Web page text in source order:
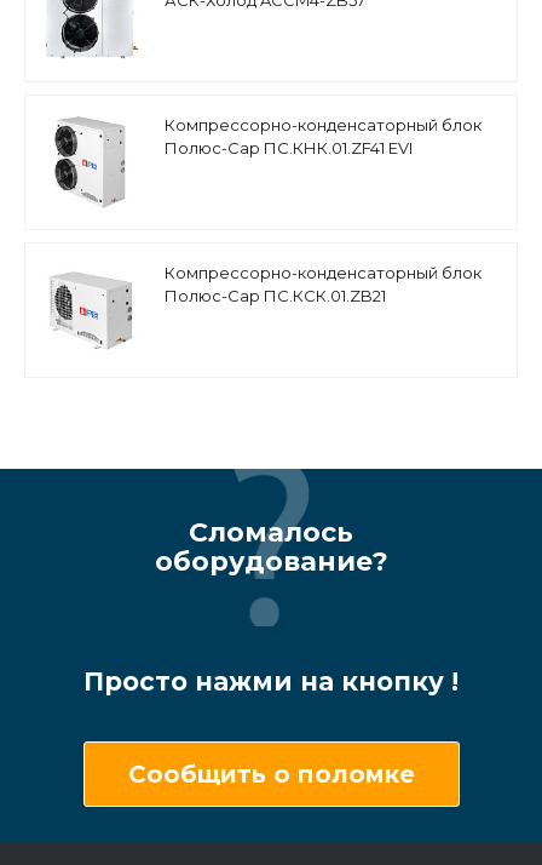
Компрессорно-конденсаторный блок
Полюс-Сар ПС.КНК.01.ZF41 EVI
Компрессорно-конденсаторный блок
Полюс-Сар ПС.КСК.01.ZB21
Сломалось
оборудование?
Просто нажми на кнопку !
Сообщить о поломке